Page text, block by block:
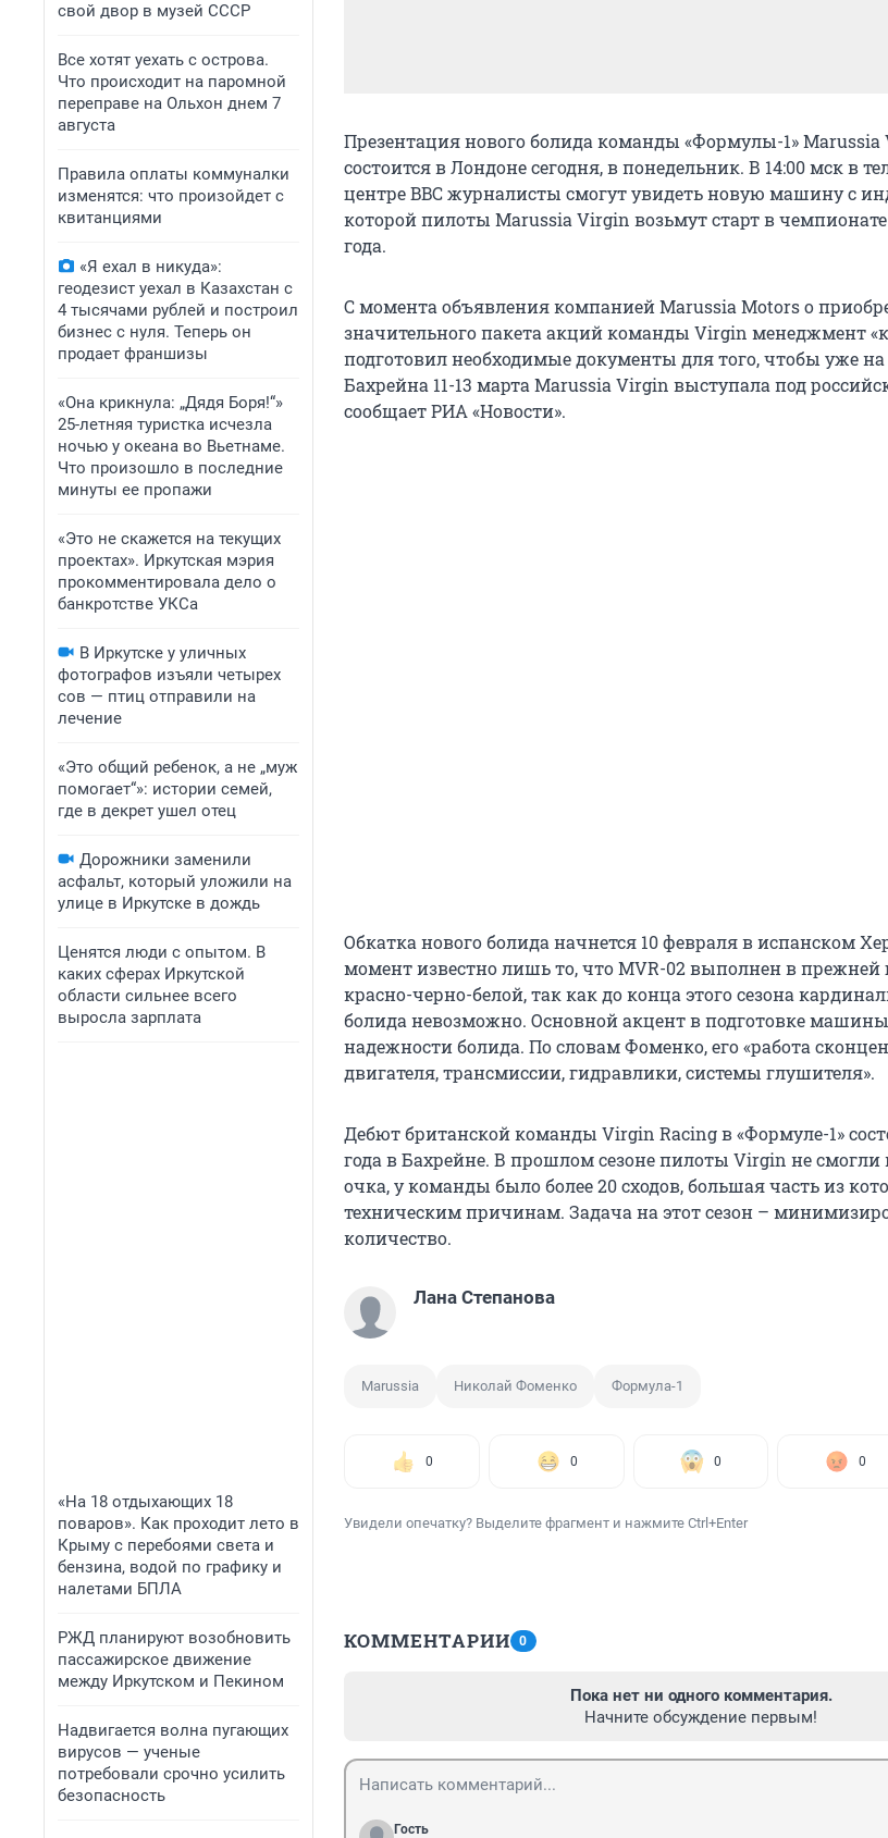
свой двор в музей СССР
Все хотят уехать с острова.
Что происходит на паромной
переправе на Ольхон днем 7
августа
Правила оплаты коммуналки
изменятся: что произойдет с
квитанциями
«Я ехал в никуда»:
геодезист уехал в Казахстан с
4 тысячами рублей и построил
бизнес с нуля. Теперь он
продает франшизы
«Она крикнула: „Дядя Боря!“»
25-летняя туристка исчезла
ночью у океана во Вьетнаме.
Что произошло в последние
минуты ее пропажи
«Это не скажется на текущих
проектах». Иркутская мэрия
прокомментировала дело о
банкротстве УКСа
В Иркутске у уличных
фотографов изъяли четырех
сов — птиц отправили на
лечение
«Это общий ребенок, а не „муж
помогает“»: истории семей,
где в декрет ушел отец
Дорожники заменили
асфальт, который уложили на
улице в Иркутске в дождь
Ценятся люди с опытом. В
каких сферах Иркутской
области сильнее всего
выросла зарплата
«На 18 отдыхающих 18
поваров». Как проходит лето в
Крыму с перебоями света и
бензина, водой по графику и
налетами БПЛА
РЖД планируют возобновить
пассажирское движение
между Иркутском и Пекином
Надвигается волна пугающих
вирусов — ученые
потребовали срочно усилить
безопасность
Презентация нового болида команды «Формулы-1» Marussia
состоится в Лондоне сегодня, в понедельник. В 14:00 мск в
центре BBC журналисты смогут увидеть новую машину с
которой пилоты Marussia Virgin возьмут старт в чемпионате
года.
С момента объявления компанией Marussia Motors о
значительного пакета акций команды Virgin менеджмент
подготовил необходимые документы для того, чтобы уже
Бахрейна 11-13 марта Marussia Virgin выступала под
сообщает РИА «Новости».
Обкатка нового болида начнется 10 февраля в испанском
момент известно лишь то, что MVR-02 выполнен в прежней
красно-черно-белой, так как до конца этого сезона
болида невозможно. Основной акцент в подготовке
надежности болида. По словам Фоменко, его «работа
двигателя, трансмиссии, гидравлики, системы глушителя».
Дебют британской команды Virgin Racing в «Формуле-1»
года в Бахрейне. В прошлом сезоне пилоты Virgin не смогли
очка, у команды было более 20 сходов, большая часть из
техническим причинам. Задача на этот сезон –
количество.
Лана Степанова
Marussia Николай Фоменко Формула-1
0 0 0 0
Увидели опечатку? Выделите фрагмент и нажмите Ctrl+Enter
КОММЕНТАРИИ 0
Пока нет ни одного комментария.
Начните обсуждение первым!
Гость